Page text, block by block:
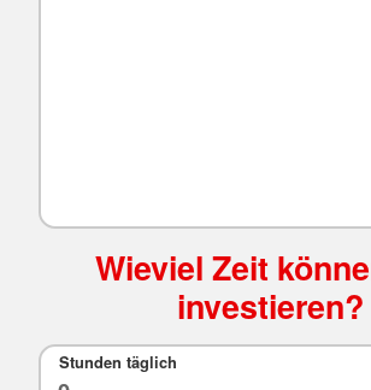
Wieviel Zeit
investieren?
Stunden täglich